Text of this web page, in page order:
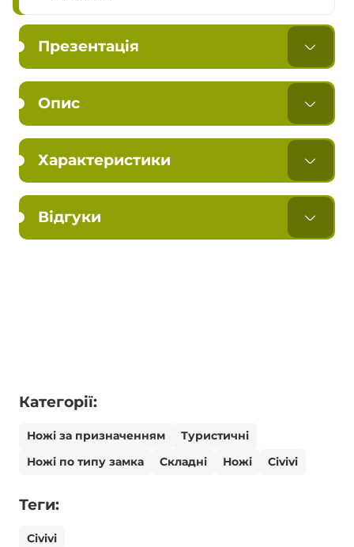
Презентація
Опис
Характеристики
Відгуки
Категорії:
Ножі за призначенням
Туристичні
Ножі по типу замка
Складні Ножі Civivi
Теги:
Civivi